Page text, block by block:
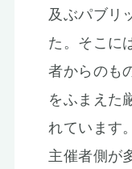
及ぶパブリ
た。そこに
者からのも
をふまえた
れています
主催者側が